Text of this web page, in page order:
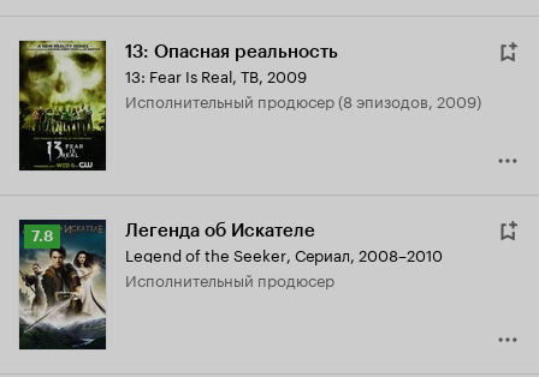
13: Опасная реальность
13: Fear Is Real, ТВ, 2009
исполнительный продюсер (8 эпизодов, 2009)
Рейтинг
Кинопоиска
7.8
7.8 Легенда об Искателе
Legend of the Seeker, Сериал, 2008–2010
исполнительный продюсер